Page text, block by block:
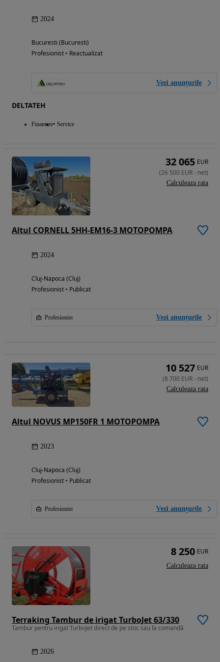
2024
Bucuresti (Bucuresti)
Profesionist • Reactualizat
Vezi anunțurile
DELTATEH
Finantare Service
Altul CORNELL 5HH-EM16-3 MOTOPOMPA
2024
Cluj-Napoca (Cluj)
Profesionist • Publicat
Profesionist Vezi anunțurile
32 065 EUR
(26 500 EUR- net)
Calculeaza rata
Altul NOVUS MP150FR 1 MOTOPOMPA
2023
Cluj-Napoca (Cluj)
Profesionist • Publicat
Profesionist Vezi anunțurile
10 527 EUR
(8 700 EUR- net)
Calculeaza rata
Terraking Tambur de irigat TurboJet 63/330
Tambur pentru irigat TurboJet direct de pe stoc sau la comandă
2026
8 250 EUR
Calculeaza rata